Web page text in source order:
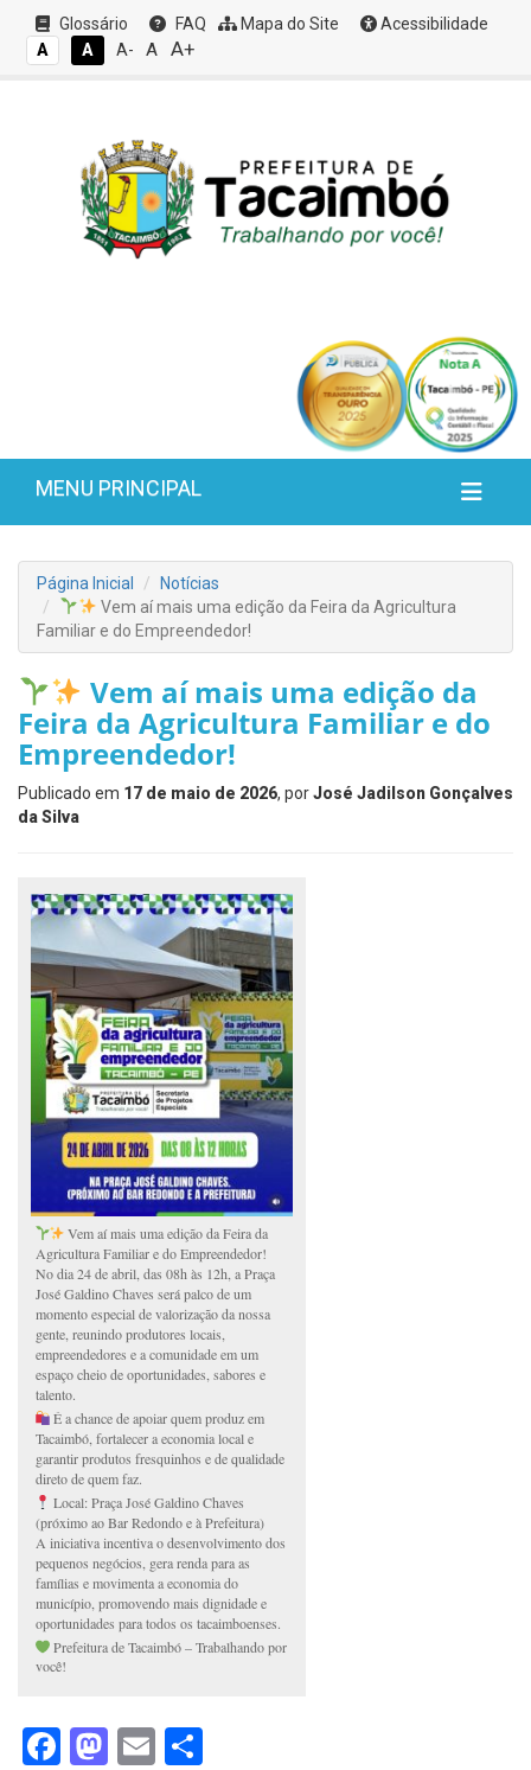
Glossário FAQ Mapa do Site
Acessibilidade
A
A A- A A+
MENU PRINCIPAL
Página Inicial
Notícias
Vem aí mais uma edição da Feira da Agricultura
Familiar e do Empreendedor!
Vem aí mais uma edição da
Feira da Agricultura Familiar e do
Empreendedor!
Publicado em 17 de maio de 2026, porJosé Jadilson Gonçalves
da Silva
Vem aí mais uma edição da Feira da
Agricultura Familiar e do Empreendedor!
No dia 24 de abril, das 08h às 12h, a Praça
José Galdino Chaves será palco de um
momento especial de valorização da nossa
gente, reunindo produtores locais,
empreendedores e a comunidade em um
espaço cheio de oportunidades, sabores e
talento.
É a chance de apoiar quem produz em
Tacaimbó, fortalecer a economia local e
garantir produtos fresquinhos e de qualidade
direto de quem faz.
Local: Praça José Galdino Chaves
(próximo ao Bar Redondo e à Prefeitura)
A iniciativa incentiva o desenvolvimento dos
pequenos negócios, gera renda para as
famílias e movimenta a economia do
município, promovendo mais dignidade e
oportunidades para todos os tacaimboenses.
Prefeitura de Tacaimbó – Trabalhando por
você!
Facebook
Mastodon
Email